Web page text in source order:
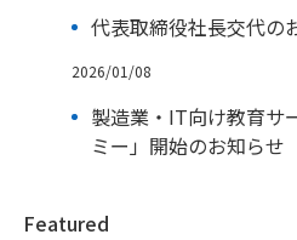
代表取締役社長交代の
2026/01/08
製造業・IT向け教育サ
ミー」開始のお知らせ
Featured